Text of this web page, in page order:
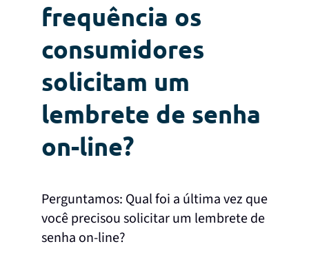
frequência os
consumidores
solicitam um
lembrete de senha
on-line?
Perguntamos: Qual foi a última vez que
você precisou solicitar um lembrete de
senha on-line?